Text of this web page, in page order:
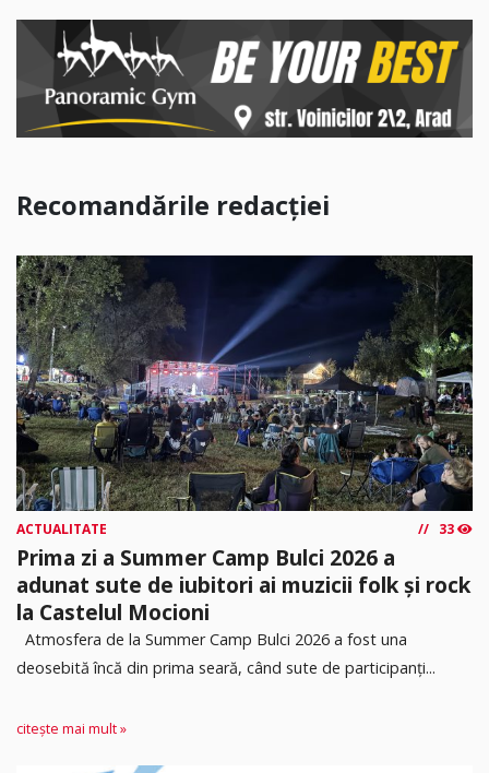
Recomandările redacției
ACTUALITATE 33
Prima zi a Summer Camp Bulci 2026 a
adunat sute de iubitori ai muzicii folk și rock
la Castelul Mocioni
Atmosfera de la Summer Camp Bulci 2026 a fost una
deosebită încă din prima seară, când sute de participanți...
citește mai mult »